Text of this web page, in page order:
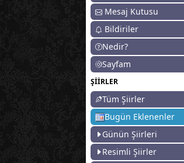
Mesaj Kutusu
Bildiriler
Nedir?
Sayfam
ŞİİRLER
Tüm Şiirler
Bugün Eklenenler
Günün Şiirleri
Resimli Şiirler